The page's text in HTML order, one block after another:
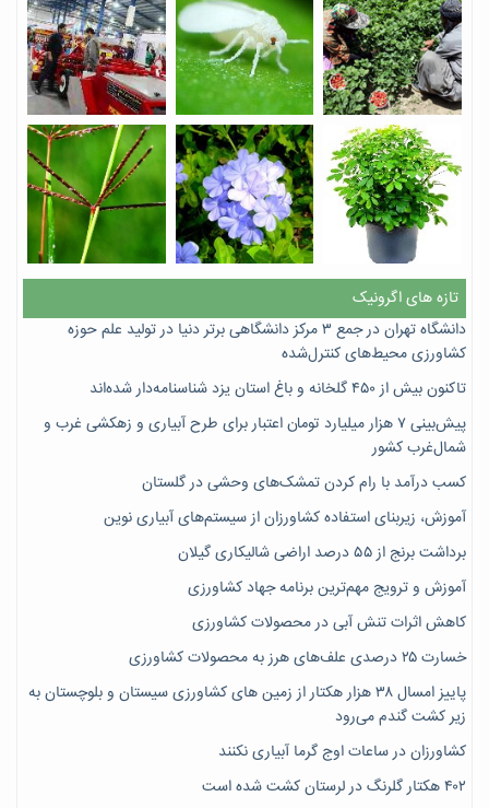
تازه های اگرونیک
دانشگاه تهران در جمع ۳ مرکز دانشگاهی برتر دنیا در تولید علم حوزه
کشاورزی محیط‌های کنترل‌شده
تاکنون بیش از ۴۵۰ گلخانه و باغ استان یزد شناسنامه‌دار شده‌اند
پیش‌بینی ۷‌ هزار میلیارد تومان اعتبار برای طرح آبیاری و زهکشی غرب و
شمال‌غرب کشور
کسب درآمد با رام کردن تمشک‌های وحشی در گلستان
آموزش، زیربنای استفاده کشاورزان از سیستم‌های آبیاری نوین
برداشت برنج از ۵۵ درصد اراضی شالیکاری گیلان
آموزش و ترویج مهم‌ترین برنامه جهاد کشاورزی
کاهش اثرات تنش آبی در محصولات کشاورزی
خسارت ۲۵ درصدی علف‌های هرز به محصولات کشاورزی
پاییز امسال ۳۸ هزار هکتار از زمین های کشاورزی سیستان و بلوچستان به
زیر کشت گندم می‌رود
کشاورزان در ساعات اوج گرما آبیاری نکنند
۴۰۲ هکتار گلرنگ در لرستان کشت شده است